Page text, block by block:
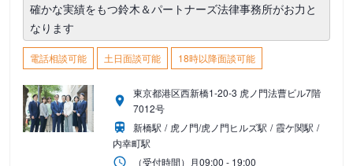
確かな実績をもつ鈴木＆パートナーズ法律事務所がお力と
なります
電話相談可能 土日面談可能 18時以降面談可能
東京都港区西新橋1-20-3 虎ノ門法曹ビル7階
7012号
新橋駅
虎ノ門/虎ノ門ヒルズ駅
霞ケ関駅
内幸町駅
（受付時間） 月09:00 - 19:00